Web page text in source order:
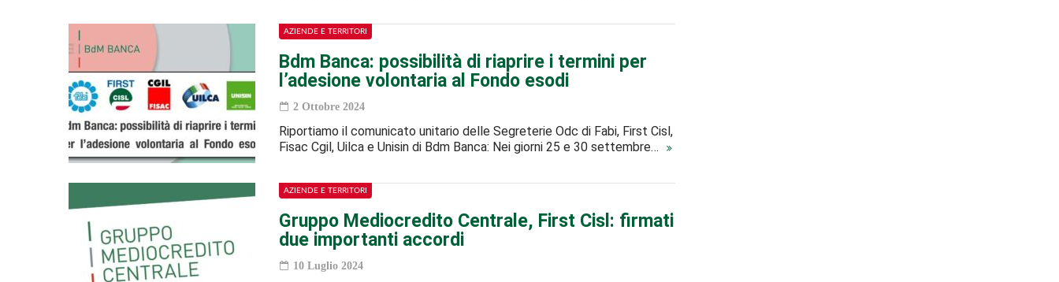
AZIENDE E TERRITORI
Bdm Banca: possibilità di riaprire i termini per
l’adesione volontaria al Fondo esodi
2 Ottobre 2024
Riportiamo il comunicato unitario delle Segreterie Odc di Fabi, First Cisl,
Fisac Cgil, Uilca e Unisin di Bdm Banca: Nei giorni 25 e 30 settembre…
AZIENDE E TERRITORI
Gruppo Mediocredito Centrale, First Cisl: firmati
due importanti accordi
10 Luglio 2024